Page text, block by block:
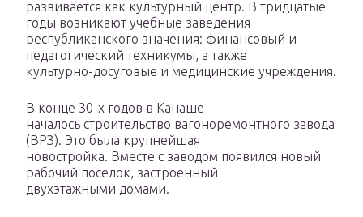
развивается как культурный центр. В тридцатые
годы возникают учебные заведения
республиканского значения: финансовый и
педагогический техникумы, а также
культурно-досуговые и медицинские учреждения.
В конце 30-х годов в Канаше
началось строительство вагоноремонтного завода
(ВРЗ). Это была крупнейшая
новостройка. Вместе с заводом появился новый
рабочий поселок, застроенный
двухэтажными домами.